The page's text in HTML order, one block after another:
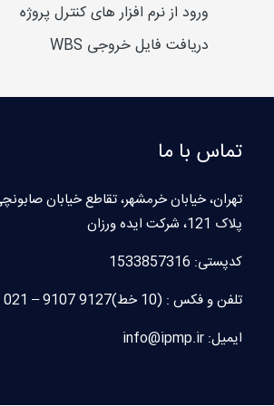
ورود از نرم افزار های کنترل پروژه
دریافت فایل خروجی WBS
تماس با ما
تهران، خیابان خرمشهر، تقاطع خیابان
پلاک 121، شرکت ایده ورزان
کدپستی: 1533857316
تلفن و فکس : (10 خط)9127 9107 – 021
ایمیل: info@ipmp.ir